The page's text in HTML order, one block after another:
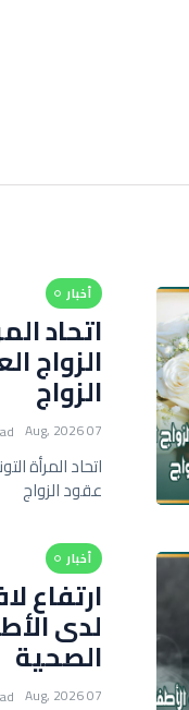
أخبار
اتحاد
الزواج
الزواج
07 Aug, 2026
اتحاد المرأة
عقود الزواج
أخبار
ارتفاع
لدى
الصحية
07 Aug, 2026